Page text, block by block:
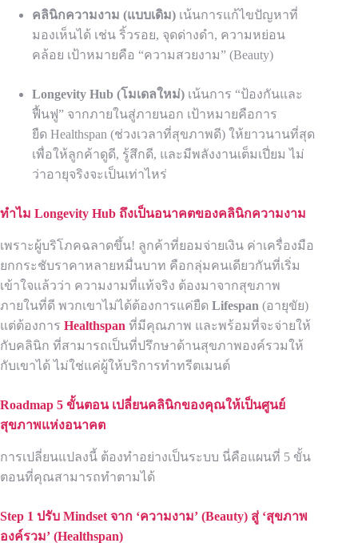
คลินิกความงาม (แบบเดิม) เน้นการแก้ไขปัญหาที่
มองเห็นได้ เช่น ริ้วรอย, จุดด่างดำ, ความหย่อน
คล้อย เป้าหมายคือ “ความสวยงาม” (Beauty)
Longevity Hub (โมเดลใหม่) เน้นการ “ป้องกันและ
ฟื้นฟู” จากภายในสู่ภายนอก เป้าหมายคือการ
ยืด Healthspan (ช่วงเวลาที่สุขภาพดี) ให้ยาวนานที่สุด
เพื่อให้ลูกค้าดูดี, รู้สึกดี, และมีพลังงานเต็มเปี่ยม ไม่
ว่าอายุจริงจะเป็นเท่าไหร่
ทำไม Longevity Hub ถึงเป็นอนาคตของคลินิกความงาม
เพราะผู้บริโภคฉลาดขึ้น! ลูกค้าที่ยอมจ่ายเงิน ค่าเครื่องมือ
ยกกระชับราคาหลายหมื่นบาท คือกลุ่มคนเดียวกันที่เริ่ม
เข้าใจแล้วว่า ความงามที่แท้จริง ต้องมาจากสุขภาพ
ภายในที่ดี พวกเขาไม่ได้ต้องการแค่ยืด Lifespan (อายุขัย)
แต่ต้องการ Healthspan ที่มีคุณภาพ และพร้อมที่จะจ่ายให้
กับคลินิก ที่สามารถเป็นที่ปรึกษาด้านสุขภาพองค์รวมให้
กับเขาได้ ไม่ใช่แค่ผู้ให้บริการทำทรีตเมนต์
Roadmap 5 ขั้นตอน เปลี่ยนคลินิกของคุณให้เป็นศูนย์
สุขภาพแห่งอนาคต
การเปลี่ยนแปลงนี้ ต้องทำอย่างเป็นระบบ นี่คือแผนที่ 5 ขั้น
ตอนที่คุณสามารถทำตามได้
Step 1 ปรับ Mindset จาก ‘ความงาม’ (Beauty) สู่ ‘สุขภาพ
องค์รวม’ (Healthspan)